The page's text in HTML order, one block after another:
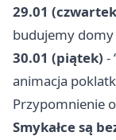
29.01
budujemy domy
30.01 (piątek) -
animacja
Przypomnienie
Smykałce są